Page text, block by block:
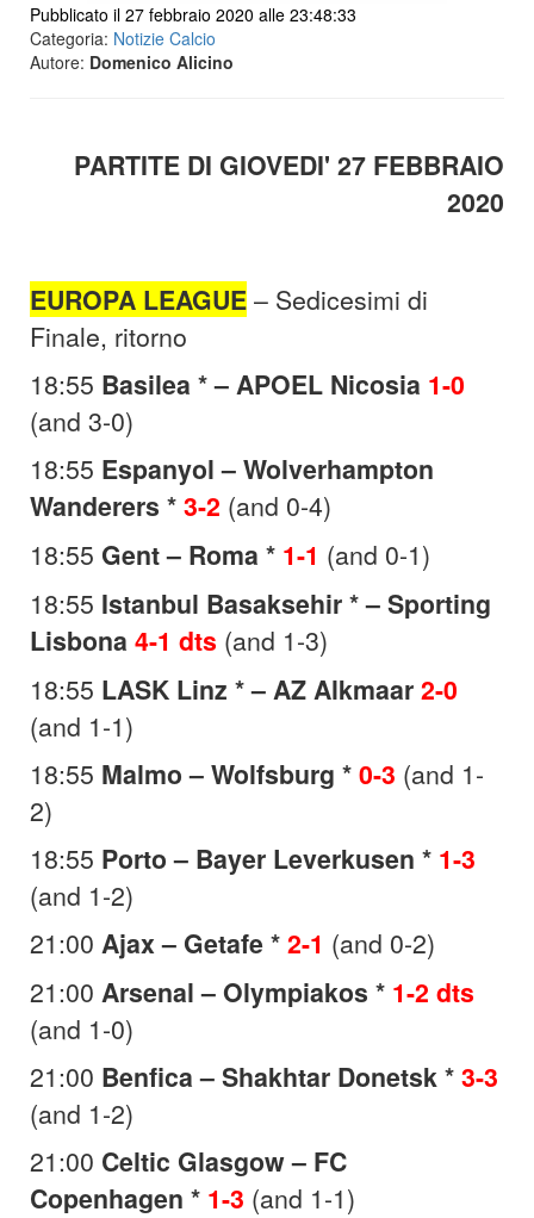
Pubblicato il 27 febbraio 2020 alle 23:48:33
Categoria: Notizie Calcio
Autore: Domenico Alicino
PARTITE DI GIOVEDI' 27 FEBBRAIO
2020
EUROPA LEAGUE – Sedicesimi di
Finale, ritorno
18:55 Basilea * – APOEL Nicosia 1-0
(and 3-0)
18:55 Espanyol – Wolverhampton
Wanderers *3-2 (and 0-4)
18:55 Gent – Roma * 1-1 (and 0-1)
18:55 Istanbul Basaksehir * – Sporting
Lisbona 4-1 dts (and 1-3)
18:55 LASK Linz * – AZ Alkmaar2-0
(and 1-1)
18:55 Malmo – Wolfsburg *0-3 (and 1-
2)
18:55 Porto – Bayer Leverkusen * 1-3
(and 1-2)
21:00 Ajax – Getafe *2-1 (and 0-2)
21:00 Arsenal – Olympiakos * 1-2 dts
(and 1-0)
21:00 Benfica – Shakhtar Donetsk *3-3
(and 1-2)
21:00 Celtic Glasgow – FC
Copenhagen * 1-3 (and 1-1)